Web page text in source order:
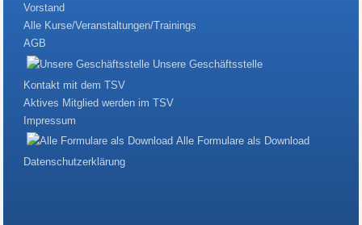
Vorstand
Alle Kurse/Veranstaltungen/Trainings
AGB
Unsere Geschäftsstelle
Kontakt mit dem TSV
Aktives Mitglied werden im TSV
Impressum
Alle Formulare als Download
Datenschutzerklärung